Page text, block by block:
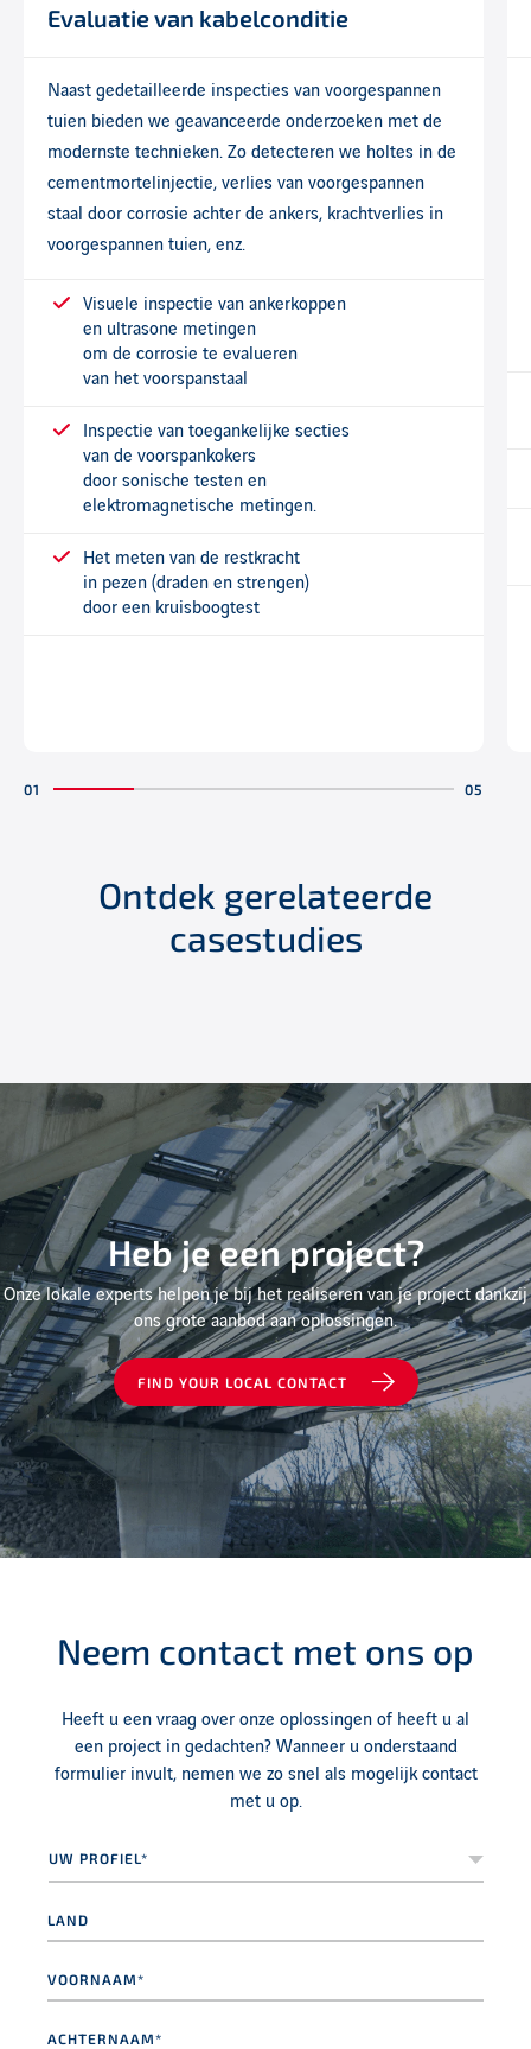
Evaluatie van kabelconditie
Naast gedetailleerde inspecties van voorgespannen
tuien bieden we geavanceerde onderzoeken met de
modernste technieken. Zo detecteren we holtes in de
cementmortelinjectie, verlies van voorgespannen
staal door corrosie achter de ankers, krachtverlies in
voorgespannen tuien, enz.
Visuele inspectie van ankerkoppen
en ultrasone metingen
om de corrosie te evalueren
van het voorspanstaal
Inspectie van toegankelijke secties
van de voorspankokers
door sonische testen en
elektromagnetische metingen.
Het meten van de restkracht
in pezen (draden en strengen)
door een kruisboogtest
Ontdek gerelateerde
casestudies
Heb je een project?
Onze lokale experts helpen je bij het realiseren van je project dankzij
ons grote aanbod aan oplossingen.
FIND YOUR LOCAL CONTACT
Neem contact met ons op
Heeft u een vraag over onze oplossingen of heeft u al
een project in gedachten? Wanneer u onderstaand
formulier invult, nemen we zo snel als mogelijk contact
met u op.
profiel* *